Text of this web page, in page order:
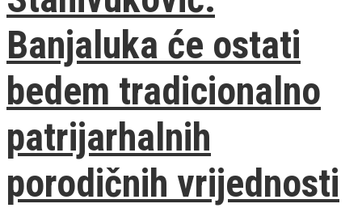
Banjaluka će ostati
bedem tradicionalno
patrijarhalnih
porodičnih vrijednosti